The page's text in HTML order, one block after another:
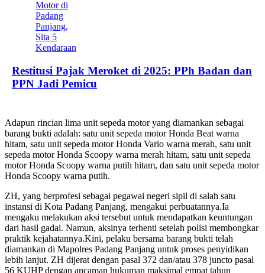
Restitusi Pajak Meroket di 2025: PPh Badan dan
PPN Jadi Pemicu
Adapun rincian lima unit sepeda motor yang diamankan sebagai
barang bukti adalah: satu unit sepeda motor Honda Beat warna
hitam, satu unit sepeda motor Honda Vario warna merah, satu unit
sepeda motor Honda Scoopy warna merah hitam, satu unit sepeda
motor Honda Scoopy warna putih hitam, dan satu unit sepeda motor
Honda Scoopy warna putih.
ZH, yang berprofesi sebagai pegawai negeri sipil di salah satu
instansi di Kota Padang Panjang, mengakui perbuatannya.Ia
mengaku melakukan aksi tersebut untuk mendapatkan keuntungan
dari hasil gadai. Namun, aksinya terhenti setelah polisi membongkar
praktik kejahatannya.Kini, pelaku bersama barang bukti telah
diamankan di Mapolres Padang Panjang untuk proses penyidikan
lebih lanjut. ZH dijerat dengan pasal 372 dan/atau 378 juncto pasal
56 KUHP dengan ancaman hukuman maksimal empat tahun